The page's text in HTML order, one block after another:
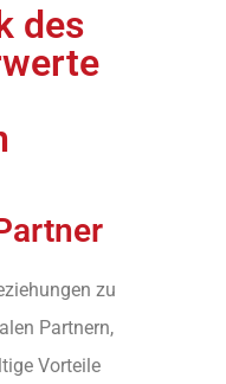
des
zu
Partnern,
Vorteile